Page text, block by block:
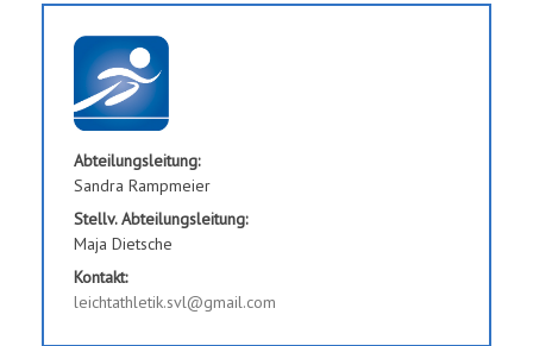
Abteilungsleitung:
Sandra Rampmeier
Stellv. Abteilungsleitung:
Maja Dietsche
Kontakt:
leichtathletik.svl@gmail.com